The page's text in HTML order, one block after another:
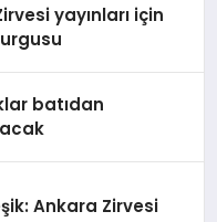
yayınları için
batıdan
Ankara Zirvesi